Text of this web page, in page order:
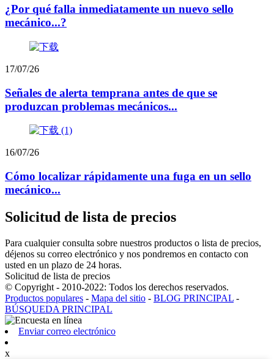
¿Por qué falla inmediatamente un nuevo sello
mecánico...?
17/07/26
Señales de alerta temprana antes de que se
produzcan problemas mecánicos...
16/07/26
Cómo localizar rápidamente una fuga en un sello
mecánico...
Solicitud de lista de precios
Para cualquier consulta sobre nuestros productos o lista de precios,
déjenos su correo electrónico y nos pondremos en contacto con
usted en un plazo de 24 horas.
Solicitud de lista de precios
© Copyright - 2010-2022: Todos los derechos reservados.
Productos populares - Mapa del sitio - BLOG PRINCIPAL -
BÚSQUEDA PRINCIPAL
Enviar correo electrónico
x